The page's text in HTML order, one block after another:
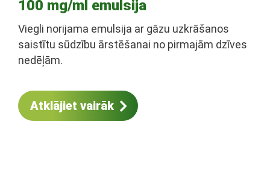
100 mg/ml emulsija
Viegli norijama emulsija ar gāzu uzkrāšanos
saistītu sūdzību ārstēšanai no pirmajām dzīves
nedēļām.
Atklājiet vairāk